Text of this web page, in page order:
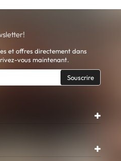
et offres directement dans
vous maintenant.
Souscrire